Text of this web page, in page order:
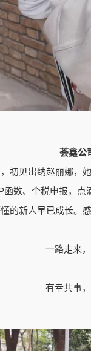
荟鑫公
初见出纳赵丽娜
函数、个税申报，点
的新人早已成长。
一路走来
有幸共事